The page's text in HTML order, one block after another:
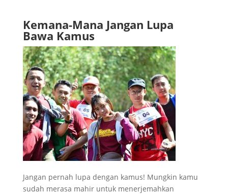
Kemana-Mana Jangan Lupa
Bawa Kamus
Jangan pernah lupa dengan kamus! Mungkin kamu
sudah merasa mahir untuk menerjemahkan